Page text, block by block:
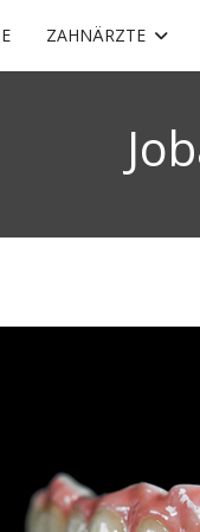
ZAHNÄRZTE